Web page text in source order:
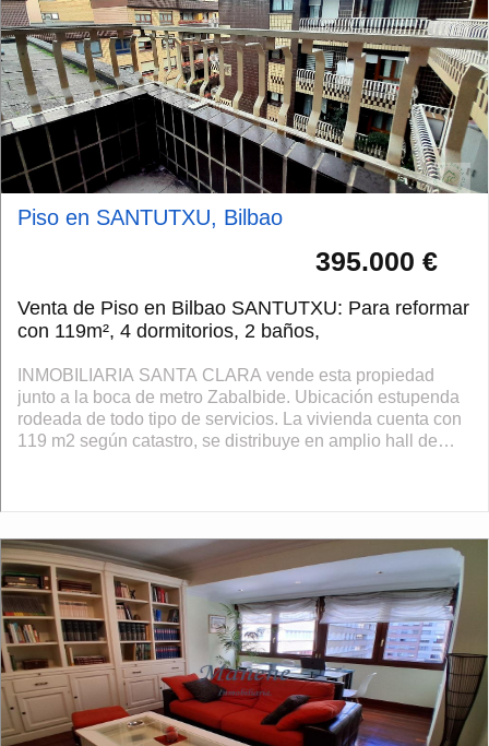
Piso en SANTUTXU, Bilbao
395.000 €
Venta de Piso en Bilbao SANTUTXU: Para reformar
con 119m², 4 dormitorios, 2 baños,
INMOBILIARIA SANTA CLARA vende esta propiedad
junto a la boca de metro Zabalbide. Ubicación estupenda
rodeada de todo tipo de servicios. La vivienda cuenta con
119 m2 según catastro, se distribuye en amplio hall de